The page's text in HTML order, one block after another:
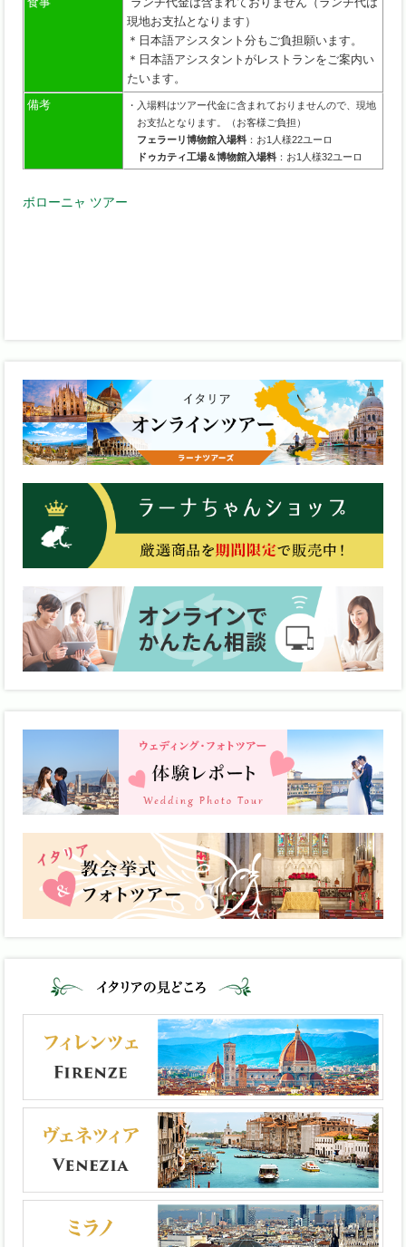
食事
ランチ代金は含まれておりません（ランチ代は
現地お支払となります）
＊日本語アシスタント分もご負担願います。
＊日本語アシスタントがレストランをご案内い
たいます。
備考
・入場料はツアー代金に含まれておりませんので、現地
お支払となります。（お客様ご負担）
フェラーリ博物館入場料 ：お1人様22ユーロ
ドゥカティ工場＆博物館入場料 ：お1人様32ユーロ
ボローニャ ツアー